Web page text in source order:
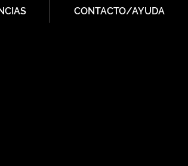
CONTACTO/AYUDA